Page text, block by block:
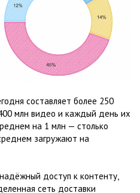
составляет более 250
млн видео и каждый день их
на 1 млн — столько
загружают на
доступ к контенту,
сеть доставки